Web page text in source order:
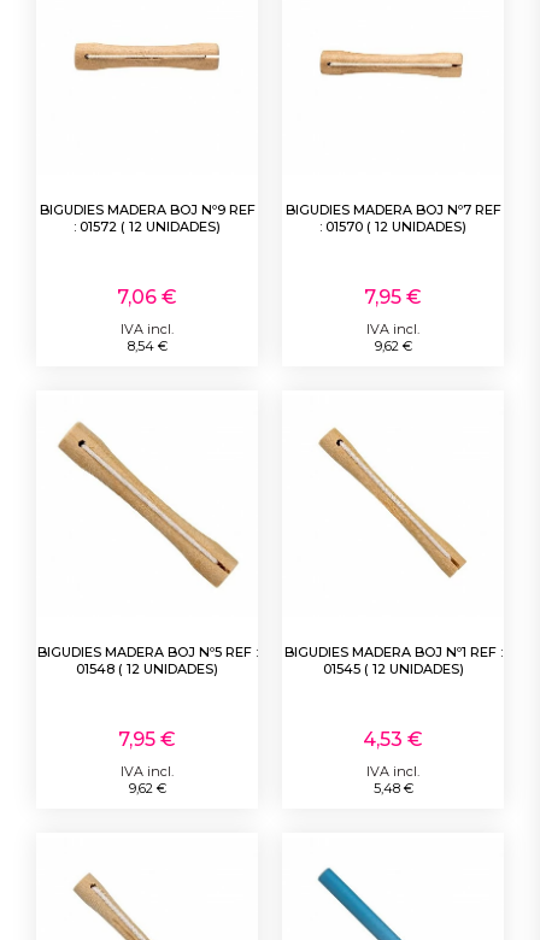
BIGUDIES MADERA BOJ Nº9 REF
: 01572 ( 12 UNIDADES)
7,06 €
IVA incl.
8,54 €
BIGUDIES MADERA BOJ Nº7 REF
: 01570 ( 12 UNIDADES)
7,95 €
IVA incl.
9,62 €
BIGUDIES MADERA BOJ Nº5 REF :
01548 ( 12 UNIDADES)
7,95 €
IVA incl.
9,62 €
BIGUDIES MADERA BOJ Nº1 REF :
01545 ( 12 UNIDADES)
4,53 €
IVA incl.
5,48 €